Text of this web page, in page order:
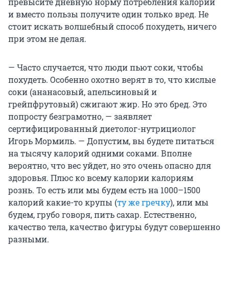
и вместо пользы получите один только вред. Не
стоит искать волшебный способ похудеть, ничего
при этом не делая.
— Часто случается, что люди пьют соки, чтобы
похудеть. Особенно охотно верят в то, что кислые
соки (ананасовый, апельсиновый и
грейпфрутовый) сжигают жир. Но это бред. Это
попросту безграмотно, — заявляет
сертифицированный диетолог-нутрициолог
Игорь Мормиль. — Допустим, вы будете питаться
на тысячу калорий одними соками. Вполне
вероятно, что вес уйдет, но это очень опасно для
здоровья. Плюс ко всему калории калориям
рознь. То есть или мы будем есть на 1000–1500
калорий какие-то крупы (ту же гречку), или мы
будем, грубо говоря, пить сахар. Естественно,
качество тела, качество фигуры будут совершенно
разными.